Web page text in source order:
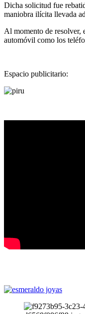
Dicha solicitud fue
maniobra ilícita llevada
Al momento de resolver,
automóvil como los
Espacio publicitario: